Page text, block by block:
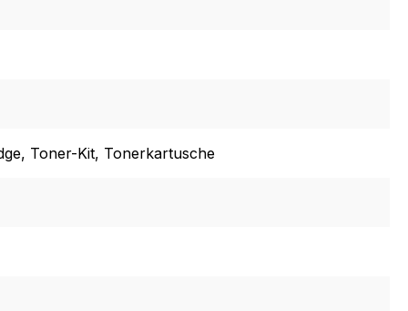
, Toner-Kit, Tonerkartusche